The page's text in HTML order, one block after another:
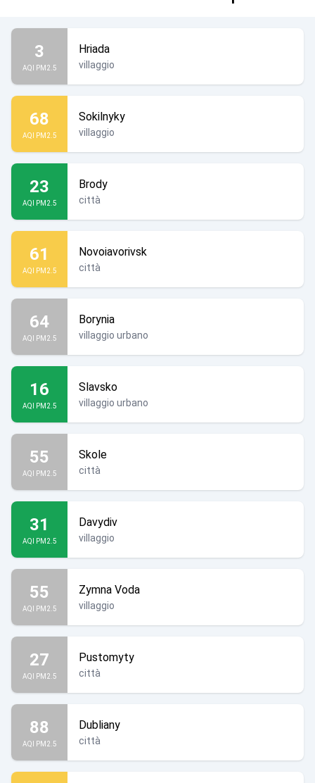
3
AQI PM2.5
Hriada
villaggio
68
AQI PM2.5
Sokilnyky
villaggio
23
AQI PM2.5
Brody
città
61
AQI PM2.5
Novoiavorivsk
città
64
AQI PM2.5
Borynia
villaggio urbano
16
AQI PM2.5
Slavsko
villaggio urbano
55
AQI PM2.5
Skole
città
31
AQI PM2.5
Davydiv
villaggio
55
AQI PM2.5
Zymna Voda
villaggio
27
AQI PM2.5
Pustomyty
città
88
AQI PM2.5
Dubliany
città